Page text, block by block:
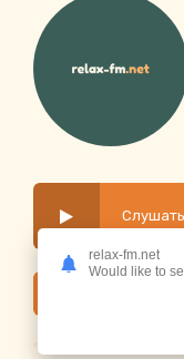
relax-fm.net
Would like to